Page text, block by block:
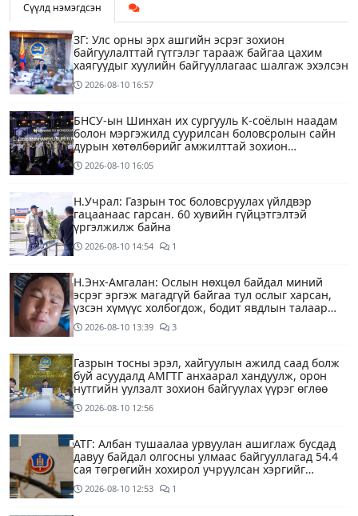
Сүүлд нэмэгдсэн
ЗГ: Улс орны эрх ашгийн эсрэг зохион
байгуулалттай гүтгэлэг тарааж байгаа цахим
хаягуудыг хуулийн байгууллагаас шалгаж эхэлсэн
2026-08-10 16:57
БНСУ-ын Шинхан их сургууль К-соёлын наадам
болон мэргэжилд суурилсан боловсролын сайн
дурын хөтөлбөрийг амжилттай зохион
байгууллаа
2026-08-10 16:05
Н.Учрал: Газрын тос боловсруулах үйлдвэр
гацаанаас гарсан. 60 хувийн гүйцэтгэлтэй
үргэлжилж байна
2026-08-10 14:54 1
Н.Энх-Амгалан: Ослын нөхцөл байдал миний
эсрэг эргэж магадгүй байгаа тул ослыг харсан,
үзсэн хүмүүс холбогдож, бодит явдлын талаар
ярьж өгч тусална уу
2026-08-10 13:39 3
Газрын тосны эрэл, хайгуулын ажилд саад болж
буй асуудалд АМГТГ анхаарал хандуулж, орон
нутгийн уулзалт зохион байгуулах үүрэг өглөө
2026-08-10 12:56
АТГ: Албан тушаалаа урвуулан ашиглаж бусдад
давуу байдал олгосны улмаас байгууллагад 54.4
сая төгрөгийн хохирол учруулсан хэргийг
прокурорт шилжүүллээ
2026-08-10 12:53 1